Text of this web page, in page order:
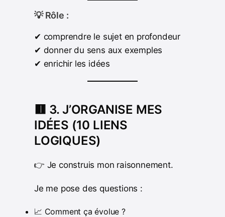
💡 Rôle :
✔ comprendre le sujet en profondeur
✔ donner du sens aux exemples
✔ enrichir les idées
🟥 3. J’ORGANISE MES
IDÉES (10 LIENS
LOGIQUES)
👉 Je construis mon raisonnement.
Je me pose des questions :
📈 Comment ça évolue ?